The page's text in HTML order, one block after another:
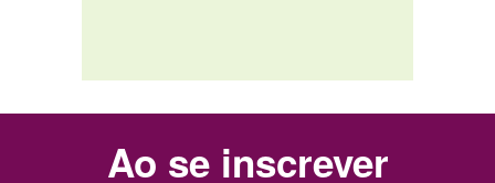
Ao se inscrever